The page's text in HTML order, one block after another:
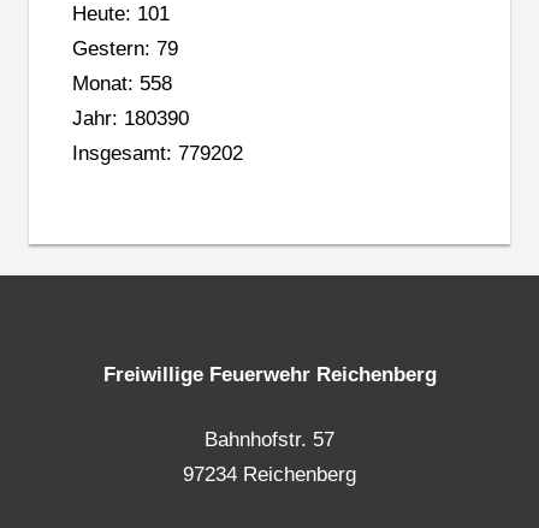
Heute: 101
Gestern: 79
Monat: 558
Jahr: 180390
Insgesamt: 779202
Freiwillige Feuerwehr Reichenberg
Bahnhofstr. 57
97234 Reichenberg